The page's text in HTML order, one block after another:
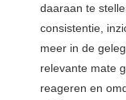
daaraan te
consistentie,
meer in de
relevante mate
reageren en